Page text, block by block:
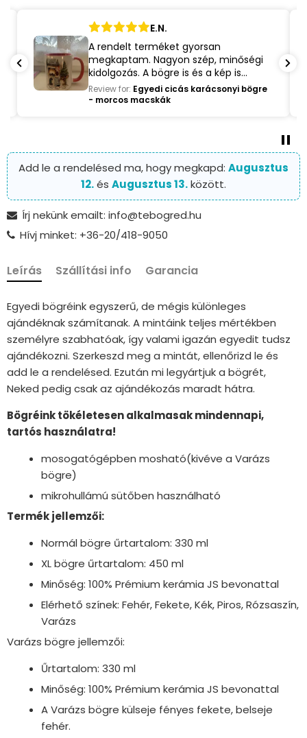
E.N.
A rendelt terméket gyorsan
megkaptam. Nagyon szép, minőségi
kidolgozás. A bögre is és a kép is
teljesen olyan, mint ahogy az online
szerkesztőben leadtam a rendelést.
Review for: Egyedi cicás karácsonyi bögre
- morcos macskák
Add le a rendelésed ma, hogy megkapd: Augusztus
12.és Augusztus 13.között.
Írj nekünk emailt: info@tebogred.hu
Hívj minket: +36-20/418-9050
Leírás Szállítási info Garancia
Egyedi bögréink egyszerű, de mégis különleges
ajándéknak számítanak. A mintáink teljes mértékben
személyre szabhatóak, így valami igazán egyedit tudsz
ajándékozni. Szerkeszd meg a mintát, ellenőrizd le és
add le a rendelésed. Ezután mi legyártjuk a bögrét,
Neked pedig csak az ajándékozás maradt hátra.
Bögréink tökéletesen alkalmasak mindennapi,
tartós használatra!
mosogatógépben mosható(kivéve a Varázs
bögre)
mikrohullámú sütőben használható
Termék jellemzői:
Normál bögre űrtartalom: 330 ml
XL bögre űrtartalom: 450 ml
Minőség: 100% Prémium kerámia JS bevonattal
Elérhető színek: Fehér, Fekete, Kék, Piros, Rózsaszín,
Varázs
Varázs bögre jellemzői:
Űrtartalom: 330 ml
Minőség: 100% Prémium kerámia JS bevonattal
A Varázs bögre külseje fényes fekete, belseje
fehér.